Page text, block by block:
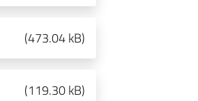
(473.04 kB)
(119.30 kB)